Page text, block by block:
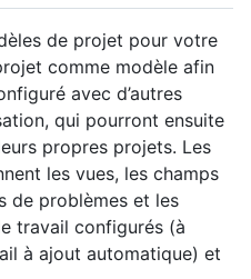
de projet pour votre
comme modèle afin
avec d’autres
qui pourront ensuite
propres projets. Les
les vues, les champs
de problèmes et les
travail configurés (à
à ajout automatique) et